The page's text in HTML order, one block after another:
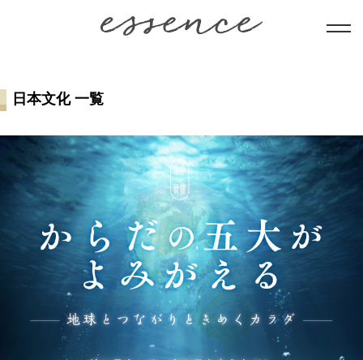
学び
ことだま
日本文化
会員コンテンツ
日本文化 一覧